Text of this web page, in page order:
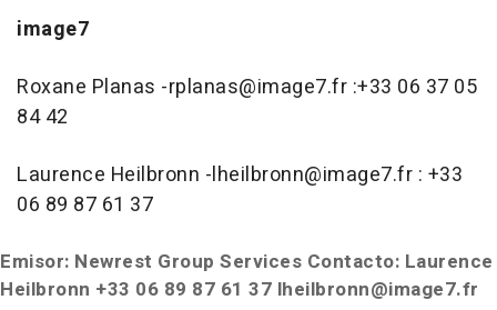
image7
Roxane Planas -rplanas@image7.fr :+33 06 37 05
84 42
Laurence Heilbronn -lheilbronn@image7.fr : +33
06 89 87 61 37
Emisor: Newrest Group Services Contacto: Laurence
Heilbronn +33 06 89 87 61 37 lheilbronn@image7.fr